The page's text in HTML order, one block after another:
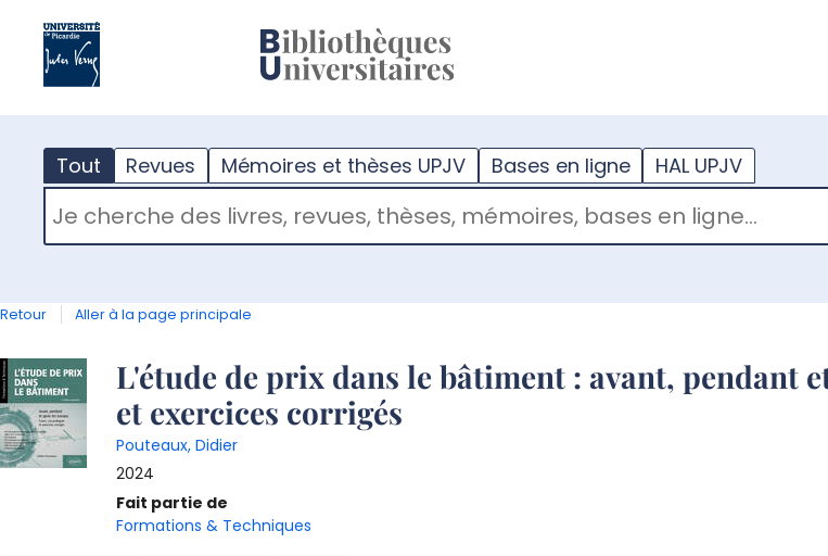
Tout Revues Mémoires et thèses UPJV Bases en ligne HAL UPJV
RECHERCHER DANS "TOUT"
Retour Aller à la page principale
Détail
document
L'étude de prix dans le bâtiment : avant, pendant
et exercices corrigés
Pouteaux, Didier
2024
Fait partie de
Formations & Techniques